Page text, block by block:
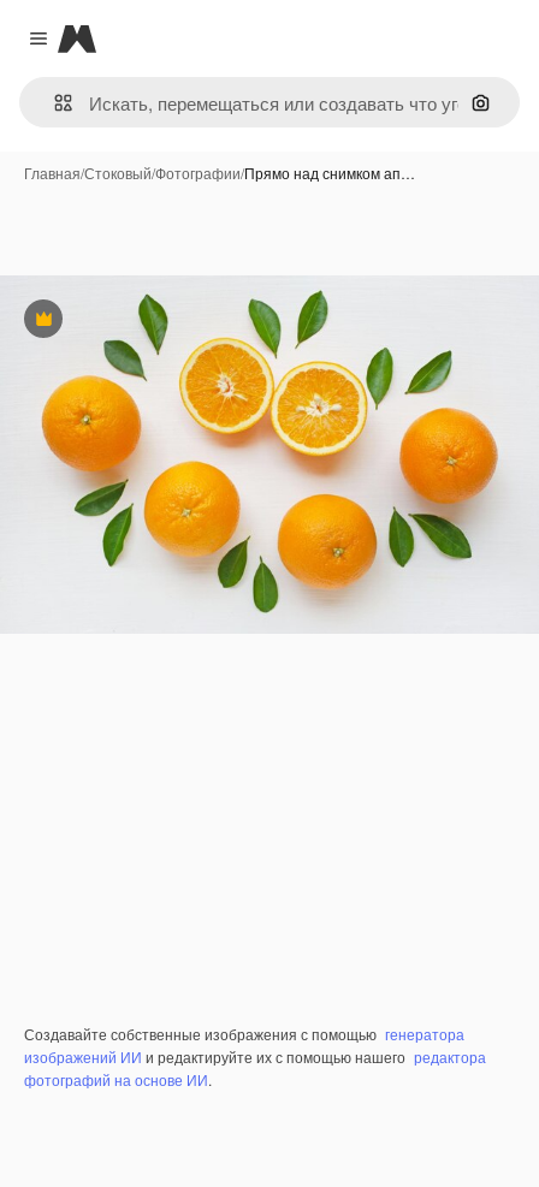
Close menu
Magnific
Поиск
Главная/Стоковый/Фотографии/Прямо над снимком ап…
Премиум
Создавайте собственные изображения с помощью генератора
изображений ИИ и редактируйте их с помощью нашего редактора
фотографий на основе ИИ.